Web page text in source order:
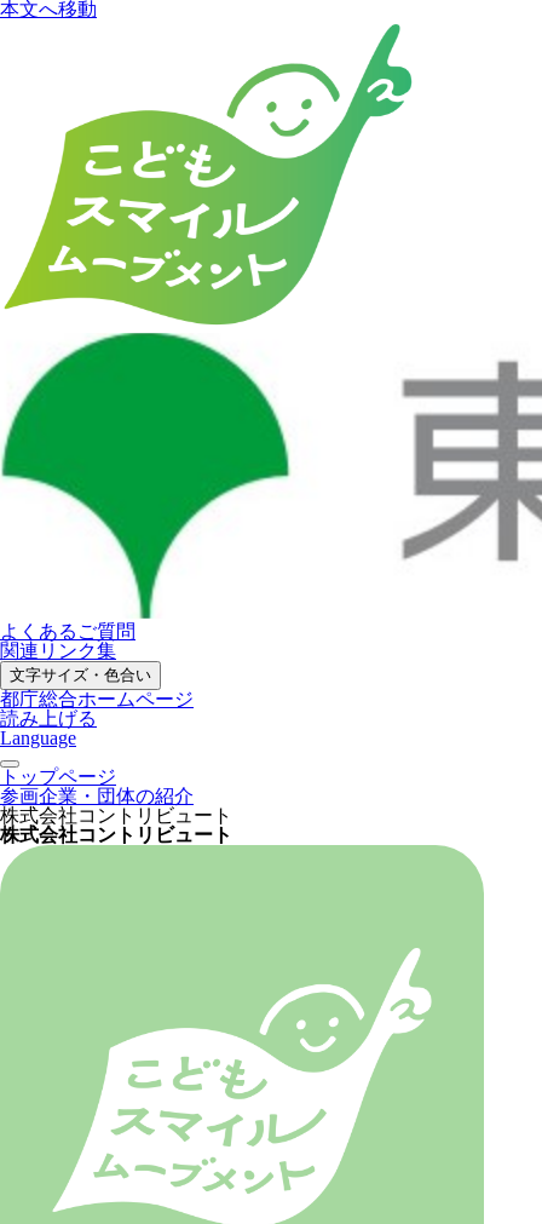
本文へ移動
よくあるご質問
関連リンク集
文字サイズ・色合い
都庁総合ホームページ
読み上げる
Language
トップページ
参画企業・団体の紹介
株式会社コントリビュート
株式会社コントリビュート